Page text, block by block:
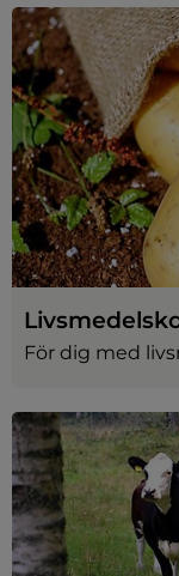
För dig med